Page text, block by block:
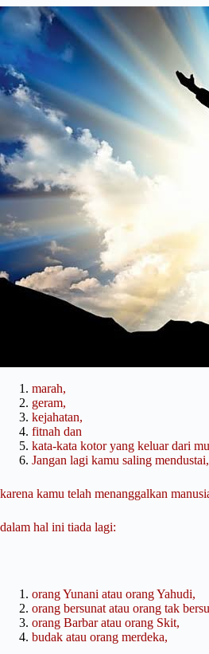
marah,
geram,
kejahatan,
fitnah dan
kata-kata kotor yang keluar dari
Jangan lagi kamu saling mendustai,
karena kamu telah menanggalkan
dalam hal ini tiada lagi:
orang Yunani atau orang Yahudi,
orang bersunat atau orang tak
orang Barbar atau orang Skit,
budak atau orang merdeka,